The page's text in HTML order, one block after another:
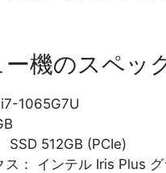
機のスペッ
i7-1065G7U
SSD 512GB (PCIe)
ス： インテル Iris Plus